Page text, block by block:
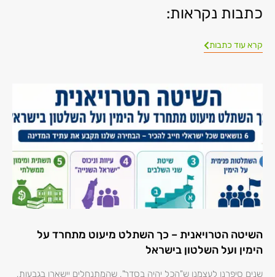
כתבות נקראות:
קרא עוד כתבות
השיטה הטרויאנית – כך השתלט מיעוט מתחרד על
הימין ועל השלטון בישראל
שנים סיפרנו לעצמנו ש"הכל יהיה בסדר", שהמתנחלים יישארו בגבעות,